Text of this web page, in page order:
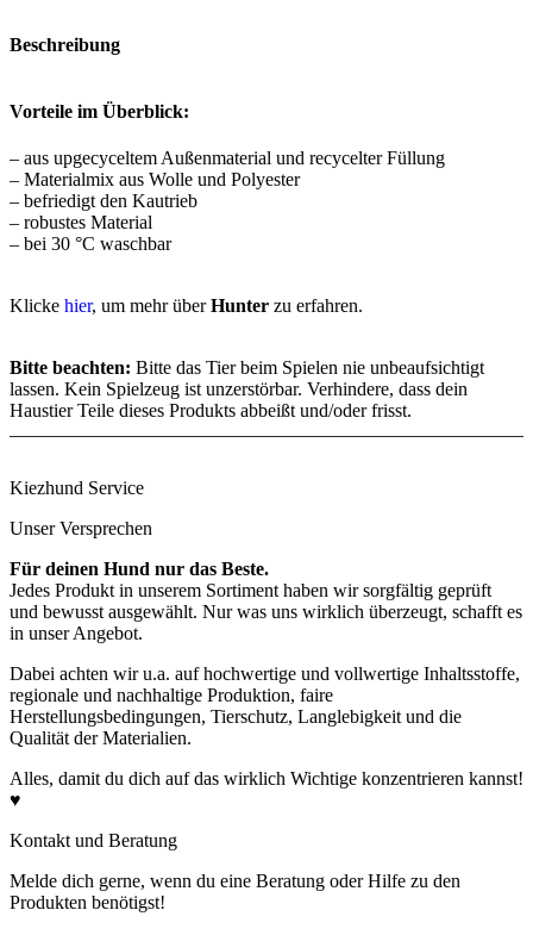
Beschreibung
Vorteile im Überblick:
– aus upgecyceltem Außenmaterial und recycelter Füllung
– Materialmix aus Wolle und Polyester
– befriedigt den Kautrieb
– robustes Material
– bei 30 °C waschbar
Klicke hier, um mehr überHunter zu erfahren.
Bitte beachten: Bitte das Tier beim Spielen nie unbeaufsichtigt
lassen. Kein Spielzeug ist unzerstörbar. Verhindere, dass dein
Haustier Teile dieses Produkts abbeißt und/oder frisst.
Kiezhund Service
Unser Versprechen
Für deinen Hund nur das Beste.
Jedes Produkt in unserem Sortiment haben wir sorgfältig geprüft
und bewusst ausgewählt. Nur was uns wirklich überzeugt, schafft es
in unser Angebot.
Dabei achten wir u.a. auf hochwertige und vollwertige Inhaltsstoffe,
regionale und nachhaltige Produktion, faire
Herstellungsbedingungen, Tierschutz, Langlebigkeit und die
Qualität der Materialien.
Alles, damit du dich auf das wirklich Wichtige konzentrieren kannst!
♥
Kontakt und Beratung
Melde dich gerne, wenn du eine Beratung oder Hilfe zu den
Produkten benötigst!